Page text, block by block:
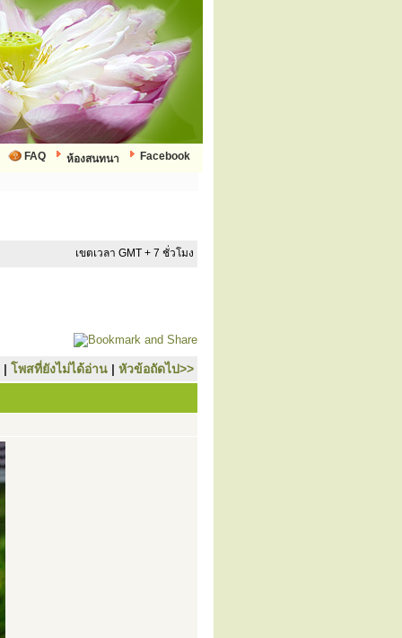
Facebook
ห้องสนทนา
FAQ
เขตเวลา GMT + 7 ชั่วโมง
| โพสที่ยังไม่ได้อ่าน | หัวข้อถัดไป>>